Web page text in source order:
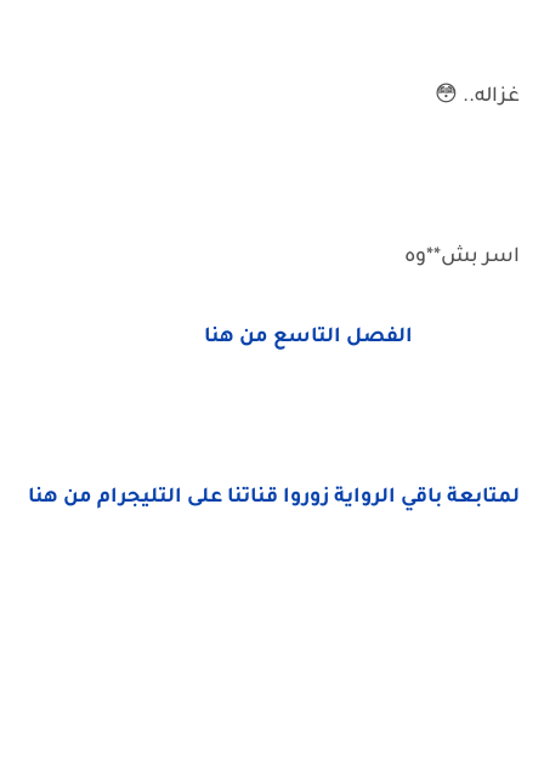
غزاله.. 😳
اسر بش**وه
الفصل التاسع من هنا
لمتابعة باقي الرواية زوروا قناتنا على التليجرام من هنا